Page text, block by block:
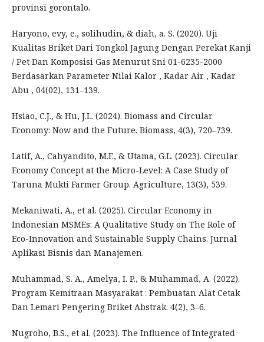
provinsi gorontalo.
Haryono, evy, e., solihudin, & diah, a. S. (2020). Uji
Kualitas Briket Dari Tongkol Jagung Dengan Perekat Kanji
/ Pet Dan Komposisi Gas Menurut Sni 01-6235-2000
Berdasarkan Parameter Nilai Kalor , Kadar Air , Kadar
Abu , 04(02), 131–139.
Hsiao, C.J., & Hu, J.L. (2024). Biomass and Circular
Economy: Now and the Future. Biomass, 4(3), 720–739.
Latif, A., Cahyandito, M.F., & Utama, G.L. (2023). Circular
Economy Concept at the Micro-Level: A Case Study of
Taruna Mukti Farmer Group. Agriculture, 13(3), 539.
Mekaniwati, A., et al. (2025). Circular Economy in
Indonesian MSMEs: A Qualitative Study on The Role of
Eco-Innovation and Sustainable Supply Chains. Jurnal
Aplikasi Bisnis dan Manajemen.
Muhammad, S. A., Amelya, I. P., & Muhammad, A. (2022).
Program Kemitraan Masyarakat : Pembuatan Alat Cetak
Dan Lemari Pengering Briket Abstrak. 4(2), 3–6.
Nugroho, B.S., et al. (2023). The Influence of Integrated